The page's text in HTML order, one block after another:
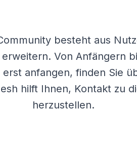
besteht aus
Von Anfängern
anfangen, finden Sie
hilft Ihnen, Kontakt zu
herzustellen.